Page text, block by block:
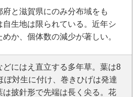
府と滋賀県にのみ分布域をも
自生地は限られている。近年シ
めか、個体数の減少が著しい。
どにはえ直立する多年草。葉は8
ぼ対生に付け、巻きひげは発達
は披針形で先端は長く尖る。花